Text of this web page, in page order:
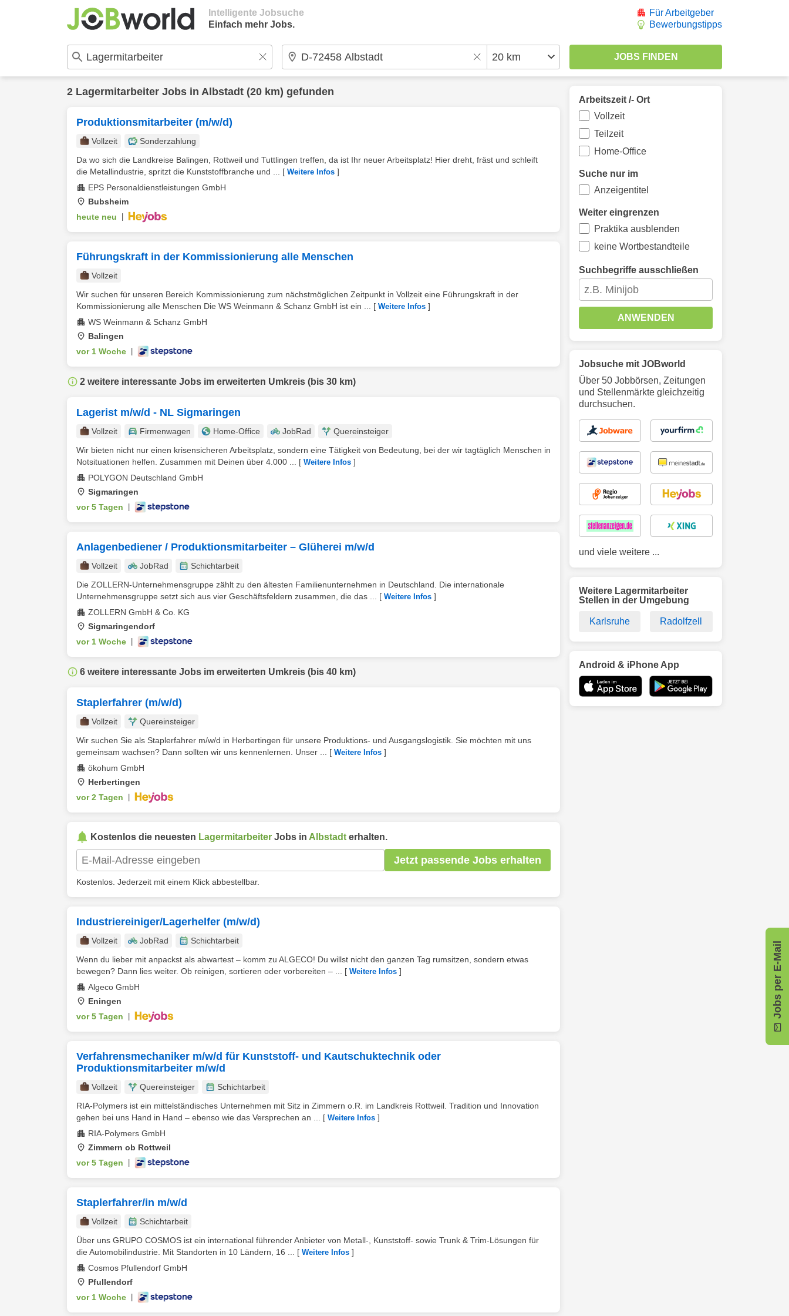
Intelligente Jobsuche
Einfach mehr Jobs.
Für Arbeitgeber
Bewerbungstipps
2 Lagermitarbeiter Jobs in Albstadt (20 km) gefunden
Produktionsmitarbeiter (m/w/d)
Vollzeit
Sonderzahlung
Da wo sich die Landkreise Balingen, Rottweil und Tuttlingen treffen, da ist Ihr neuer Arbeitsplatz! Hier dreht, fräst und schleift
die Metallindustrie, spritzt die Kunststoffbranche und ...
[ Weitere Infos ]
EPS Personaldienstleistungen GmbH
Bubsheim
heute neu
Führungskraft in der Kommissionierung alle Menschen
Vollzeit
Wir suchen für unseren Bereich Kommissionierung zum nächstmöglichen Zeitpunkt in Vollzeit eine Führungskraft in der
Kommissionierung alle Menschen Die WS Weinmann & Schanz GmbH ist ein ...
[ Weitere Infos ]
WS Weinmann & Schanz GmbH
Balingen
vor 1 Woche
2 weitere interessante Jobs im erweiterten Umkreis (bis 30 km)
Lagerist m/w/d - NL Sigmaringen
Vollzeit Firmenwagen Home-Office JobRad
Quereinsteiger
Wir bieten nicht nur einen krisensicheren Arbeitsplatz, sondern eine Tätigkeit von Bedeutung, bei der wir tagtäglich Menschen in
Notsituationen helfen. Zusammen mit Deinen über 4.000 ...
[ Weitere Infos ]
POLYGON Deutschland GmbH
Sigmaringen
vor 5 Tagen
Anlagenbediener / Produktionsmitarbeiter – Glüherei m/w/d
Vollzeit JobRad
Schichtarbeit
Die ZOLLERN-Unternehmensgruppe zählt zu den ältesten Familienunternehmen in Deutschland. Die internationale
Unternehmensgruppe setzt sich aus vier Geschäftsfeldern zusammen, die das ...
[ Weitere Infos ]
ZOLLERN GmbH & Co. KG
Sigmaringendorf
vor 1 Woche
6 weitere interessante Jobs im erweiterten Umkreis (bis 40 km)
Staplerfahrer (m/w/d)
Vollzeit
Quereinsteiger
Wir suchen Sie als Staplerfahrer m/w/d in Herbertingen für unsere Produktions- und Ausgangslogistik. Sie möchten mit uns
gemeinsam wachsen? Dann sollten wir uns kennenlernen. Unser ...
[ Weitere Infos ]
ökohum GmbH
Herbertingen
vor 2 Tagen
Kostenlos die neuesten Lagermitarbeiter Jobs in Albstadt erhalten.
Jetzt passende Jobs erhalten
Kostenlos. Jederzeit mit einem Klick abbestellbar.
Industriereiniger/Lagerhelfer (m/w/d)
Vollzeit JobRad
Schichtarbeit
Wenn du lieber mit anpackst als abwartest – komm zu ALGECO! Du willst nicht den ganzen Tag rumsitzen, sondern etwas
bewegen? Dann lies weiter. Ob reinigen, sortieren oder vorbereiten – ...
[ Weitere Infos ]
Algeco GmbH
Eningen
vor 5 Tagen
Verfahrensmechaniker m/w/d für Kunststoff- und Kautschuktechnik oder
Produktionsmitarbeiter m/w/d
Vollzeit Quereinsteiger
Schichtarbeit
RIA-Polymers ist ein mittelständisches Unternehmen mit Sitz in Zimmern o.R. im Landkreis Rottweil. Tradition und Innovation
gehen bei uns Hand in Hand – ebenso wie das Versprechen an ...
[ Weitere Infos ]
RIA-Polymers GmbH
Zimmern ob Rottweil
vor 5 Tagen
Staplerfahrer/in m/w/d
Vollzeit
Schichtarbeit
Über uns GRUPO COSMOS ist ein international führender Anbieter von Metall-, Kunststoff- sowie Trunk & Trim-Lösungen für
die Automobilindustrie. Mit Standorten in 10 Ländern, 16 ...
[ Weitere Infos ]
Cosmos Pfullendorf GmbH
Pfullendorf
vor 1 Woche
Jobs per E-Mail
Arbeitszeit /- Ort
Vollzeit
Teilzeit
Home-Office
Suche nur im
Anzeigentitel
Weiter eingrenzen
Praktika ausblenden
keine Wortbestandteile
Suchbegriffe ausschließen
ANWENDEN
Jobsuche mit JOBworld
Über 50 Jobbörsen, Zeitungen
und Stellenmärkte gleichzeitig
durchsuchen.
und viele weitere ...
Weitere Lagermitarbeiter
Stellen in der Umgebung
Karlsruhe Radolfzell
Android & iPhone App